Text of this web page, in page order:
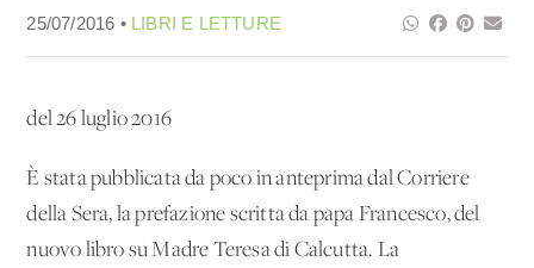
25/07/2016 • LIBRI E LETTURE
del 26 luglio 2016
È stata pubblicata da poco in anteprima dal Corriere
della Sera, la prefazione scritta da papa Francesco, del
nuovo libro su Madre Teresa di Calcutta. La